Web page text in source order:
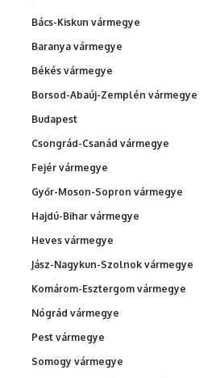
Bács-Kiskun vármegye
Baranya vármegye
Békés vármegye
Borsod-Abaúj-Zemplén vármegye
Budapest
Csongrád-Csanád vármegye
Fejér vármegye
Győr-Moson-Sopron vármegye
Hajdú-Bihar vármegye
Heves vármegye
Jász-Nagykun-Szolnok vármegye
Komárom-Esztergom vármegye
Nógrád vármegye
Pest vármegye
Somogy vármegye